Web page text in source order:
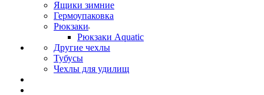
Ящики зимние
Гермоупаковка
Рюкзаки
Рюкзаки Aquatic
Другие чехлы
Тубусы
Чехлы для удилищ